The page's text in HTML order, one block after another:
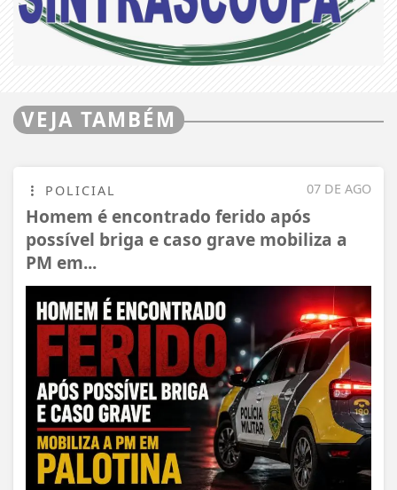
VEJA TAMBÉM
07 DE AGO
POLICIAL
Homem é encontrado ferido após
possível briga e caso grave mobiliza a
PM em...